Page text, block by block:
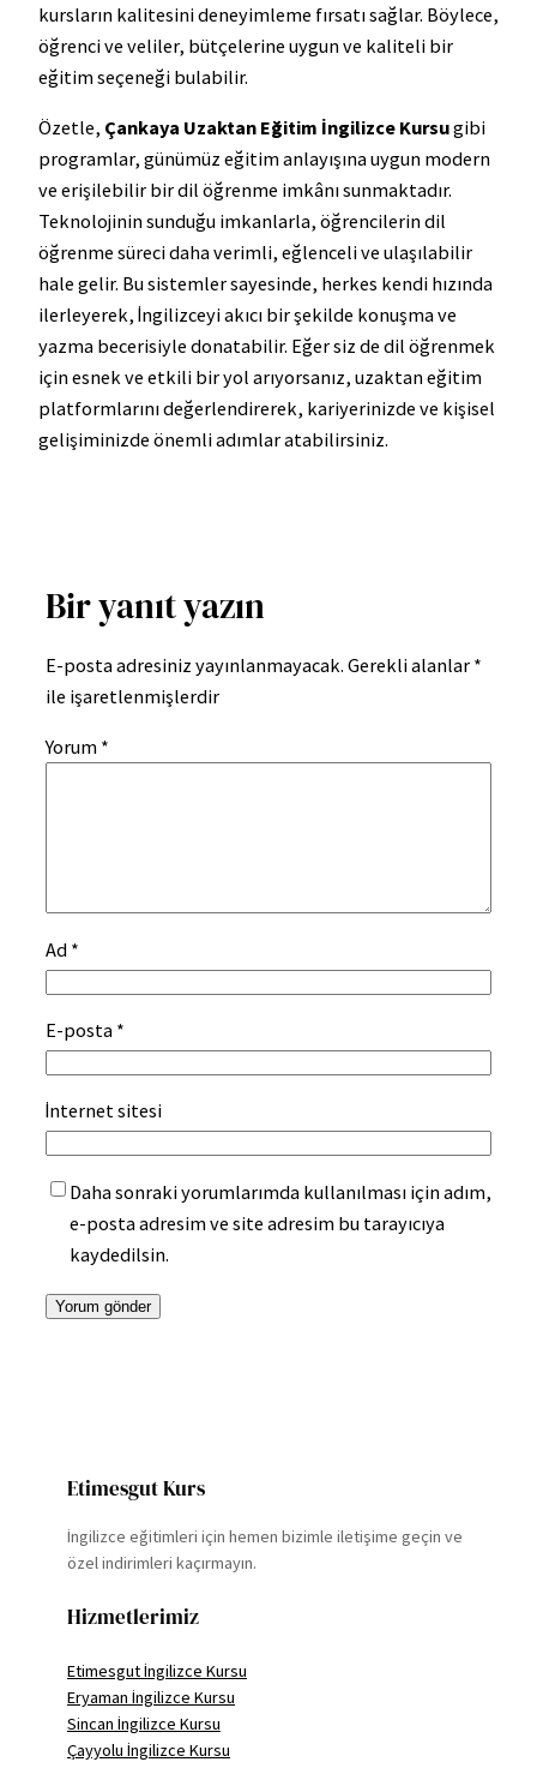
kursların kalitesini deneyimleme fırsatı sağlar. Böylece,
öğrenci ve veliler, bütçelerine uygun ve kaliteli bir
eğitim seçeneği bulabilir.
Özetle, Çankaya Uzaktan Eğitim İngilizce Kursugibi
programlar, günümüz eğitim anlayışına uygun modern
ve erişilebilir bir dil öğrenme imkânı sunmaktadır.
Teknolojinin sunduğu imkanlarla, öğrencilerin dil
öğrenme süreci daha verimli, eğlenceli ve ulaşılabilir
hale gelir. Bu sistemler sayesinde, herkes kendi hızında
ilerleyerek, İngilizceyi akıcı bir şekilde konuşma ve
yazma becerisiyle donatabilir. Eğer siz de dil öğrenmek
için esnek ve etkili bir yol arıyorsanız, uzaktan eğitim
platformlarını değerlendirerek, kariyerinizde ve kişisel
gelişiminizde önemli adımlar atabilirsiniz.
Bir yanıt yazın
E-posta adresiniz yayınlanmayacak. Gerekli alanlar *
ile işaretlenmişlerdir
Yorum *
Ad *
E-posta *
İnternet sitesi
Daha sonraki yorumlarımda kullanılması için adım,
e-posta adresim ve site adresim bu tarayıcıya
kaydedilsin.
Etimesgut Kurs
İngilizce eğitimleri için hemen bizimle iletişime geçin ve
özel indirimleri kaçırmayın.
Hizmetlerimiz
Etimesgut İngilizce Kursu
Eryaman İngilizce Kursu
Sincan İngilizce Kursu
Çayyolu İngilizce Kursu